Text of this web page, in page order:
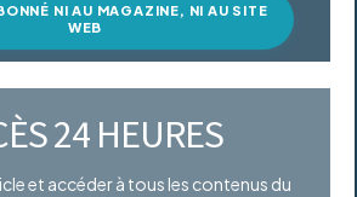
NI AU MAGAZINE, NI AU SITE
WEB
24 HEURES
et accéder à tous les contenus du